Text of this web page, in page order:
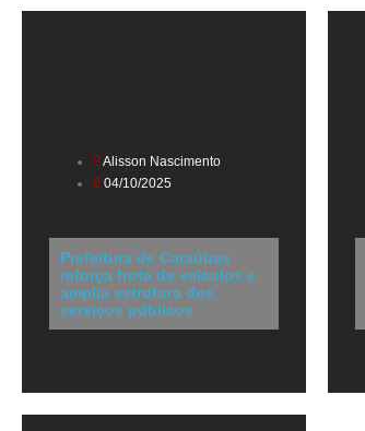
Alisson Nascimento
04/10/2025
Prefeitura de Caraúbas
reforça frota de veículos e
amplia estrutura dos
serviços públicos